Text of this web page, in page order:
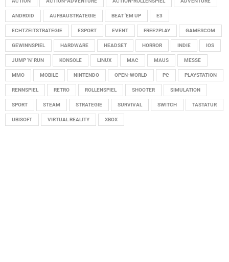
ANDROID AUFBAUSTRATEGIE BEAT 'EM UP E3
ECHTZEITSTRATEGIE ESPORT EVENT FREE2PLAY GAMESCOM
GEWINNSPIEL HARDWARE HEADSET HORROR INDIE IOS
JUMP 'N' RUN KONSOLE LINUX MAC MAUS MESSE
MMO MOBILE NINTENDO OPEN-WORLD PC PLAYSTATION
RENNSPIEL RETRO ROLLENSPIEL SHOOTER SIMULATION
SPORT STEAM STRATEGIE SURVIVAL SWITCH TASTATUR
UBISOFT VIRTUAL REALITY XBOX